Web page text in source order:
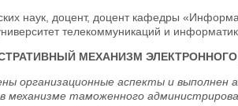
наук, доцент, доцент кафедры
телекоммуникаций и
МЕХАНИЗМ
организационные аспекты и выполнен
механизме таможенного